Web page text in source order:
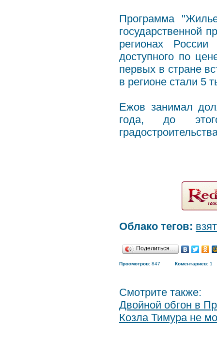
Программа
государственной
регионах
доступного по
первых в стране
в регионе стали 5
Ежов занимал
года, до
Облако тегов:
Поделиться…
Просмотров: 847 Коментариев: 1
Смотрите также:
Двойной обгон в
Козла Тимура не